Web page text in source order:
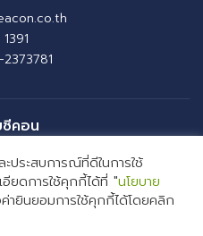
1391
คอน
LIMITED. ALL RIGHTS RESERVED
ประสบการณ์ที่ดีในการใช้
อียดการใช้คุกกี้ได้ที่ "นโยบาย
ายินยอมการใช้คุกกี้ได้โดยคลิก